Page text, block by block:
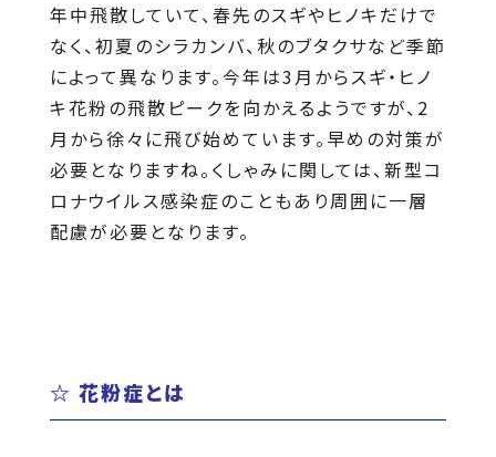
年中飛散していて、春先のスギやヒノキだけで
なく、初夏のシラカンバ、秋のブタクサなど季節
によって異なります。今年は3月からスギ・ヒノ
キ花粉の飛散ピークを向かえるようですが、2
月から徐々に飛び始めています。早めの対策が
必要となりますね。くしゃみに関しては、新型コ
ロナウイルス感染症のこともあり周囲に一層
配慮が必要となります。
☆ 花粉症とは